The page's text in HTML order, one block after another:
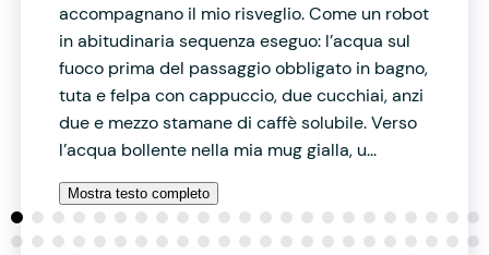
accompagnano il mio risveglio. Come un robot
in abitudinaria sequenza eseguo: l’acqua sul
fuoco prima del passaggio obbligato in bagno,
tuta e felpa con cappuccio, due cucchiai, anzi
due e mezzo stamane di caffè solubile. Verso
l’acqua bollente nella mia mug gialla, u...
Mostra testo completo